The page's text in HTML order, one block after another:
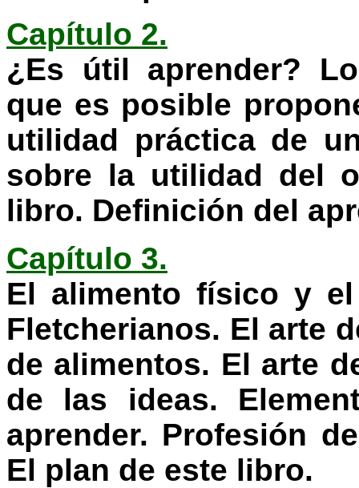
Capítulo 2.
¿Es útil aprender?
que es posible
utilidad práctica de
sobre la utilidad del
libro. Definición del
Capítulo 3.
El alimento físico y
Fletcherianos. El arte
de alimentos. El arte
de las ideas.
aprender. Profesión
El plan de este libro.